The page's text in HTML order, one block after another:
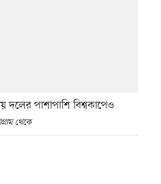
পাশাপাশি বিশ্বকাপেও
থেকে